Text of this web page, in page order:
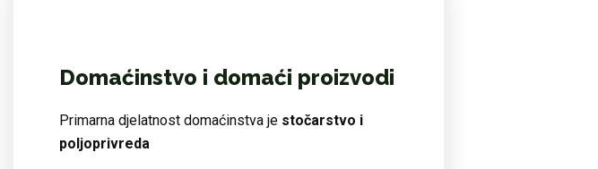
Domaćinstvo i domaći proizvodi
Primarna djelatnost domaćinstva je stočarstvo i
poljoprivreda